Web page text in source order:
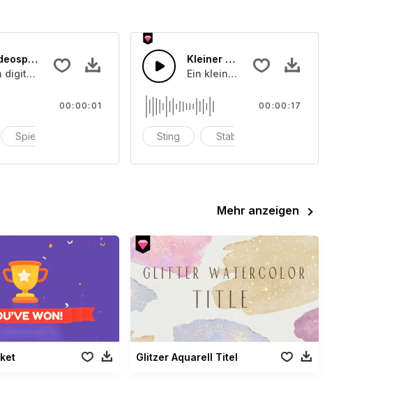
04
digitaler Ton, der auf einmal aufgenommen wurde.
Spiel
00:00:01
Kleiner Applaus
Ein kleiner Beifall aus der Menge
Sting Stab
00:00:17
Mehr anzeigen
Glitzer Aquarell Titel